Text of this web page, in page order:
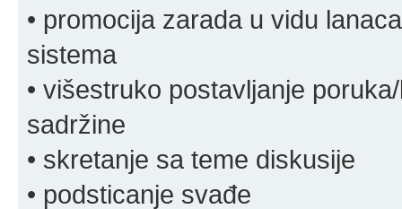
• promocija zarada u vidu
sistema
• višestruko postavljanje
sadržine
• skretanje sa teme diskusije
• podsticanje svađe